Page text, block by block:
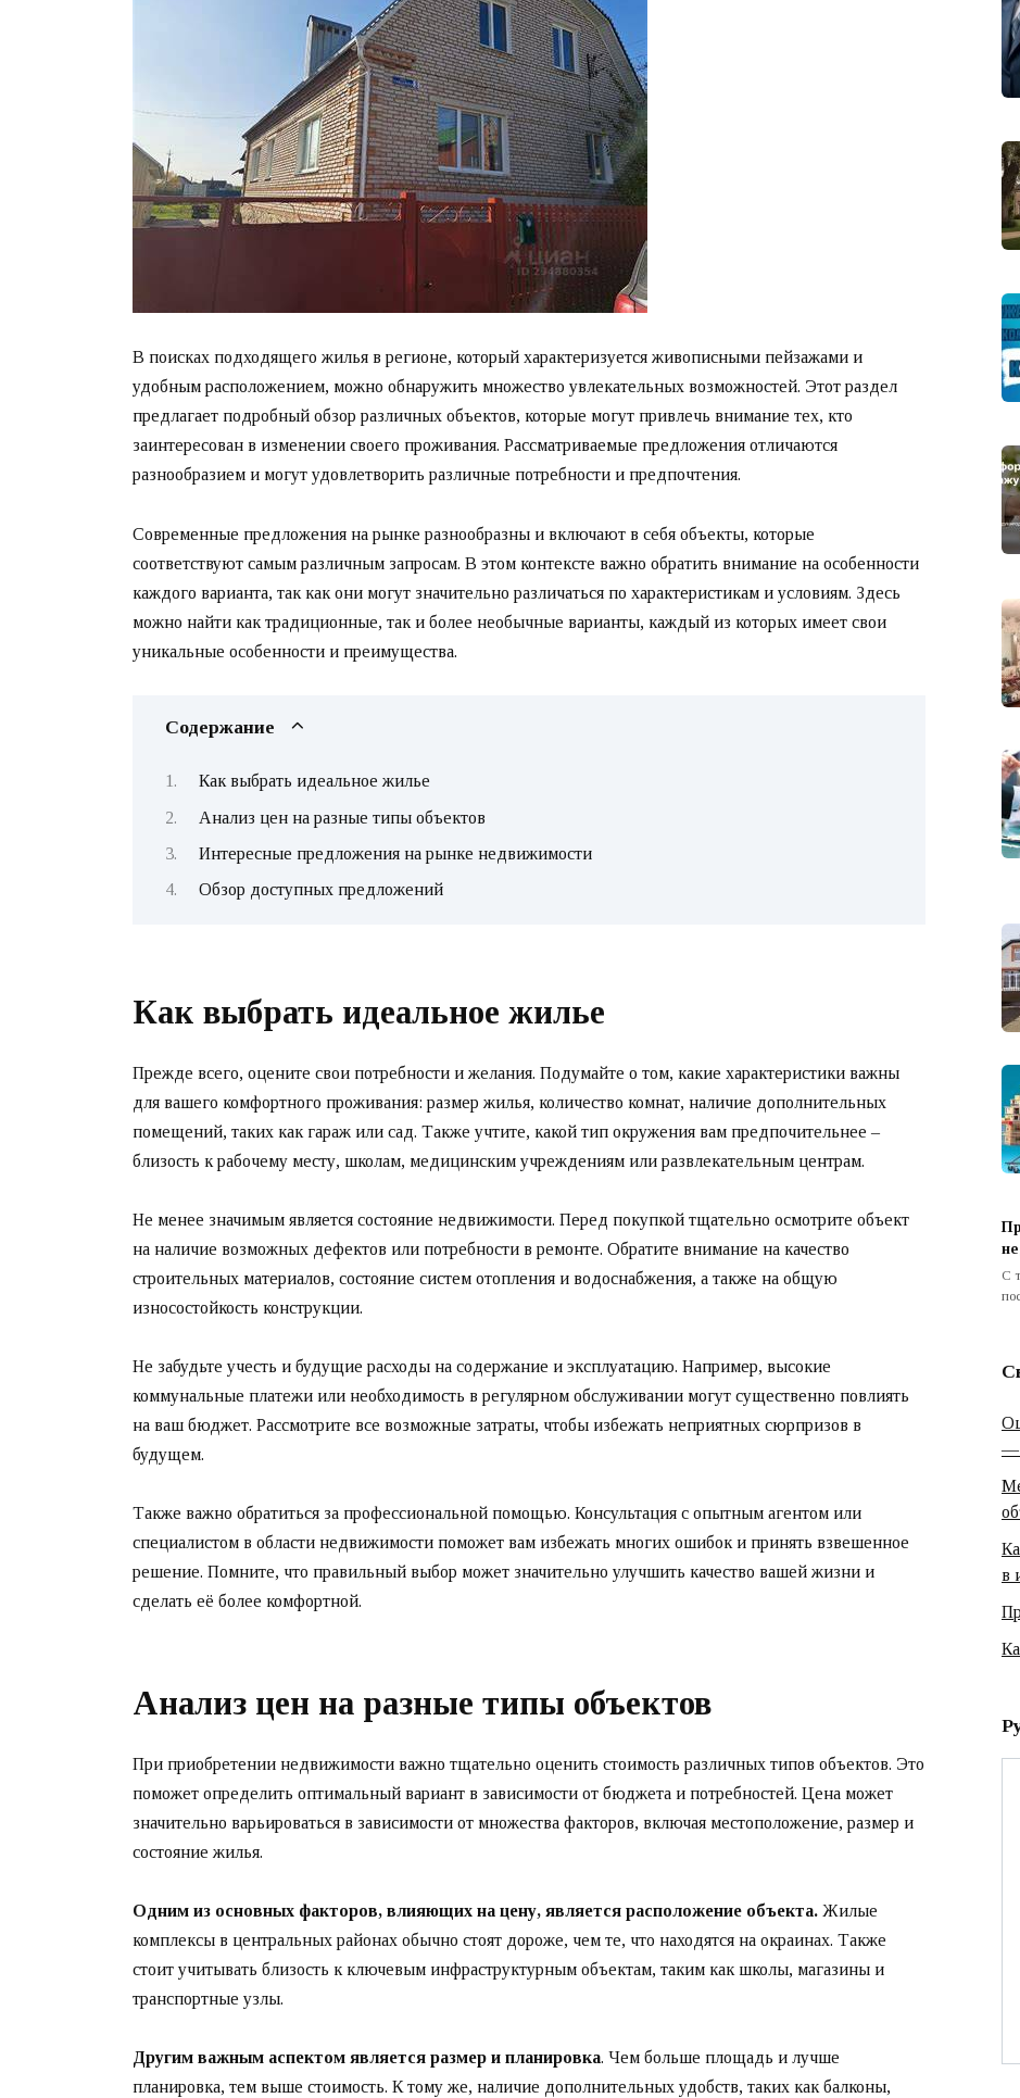
В поисках подходящего жилья в регионе, который характеризуется живописными пейзажами и
удобным расположением, можно обнаружить множество увлекательных возможностей. Этот раздел
предлагает подробный обзор различных объектов, которые могут привлечь внимание тех, кто
заинтересован в изменении своего проживания. Рассматриваемые предложения отличаются
разнообразием и могут удовлетворить различные потребности и предпочтения.
Современные предложения на рынке разнообразны и включают в себя объекты, которые
соответствуют самым различным запросам. В этом контексте важно обратить внимание на особенности
каждого варианта, так как они могут значительно различаться по характеристикам и условиям. Здесь
можно найти как традиционные, так и более необычные варианты, каждый из которых имеет свои
уникальные особенности и преимущества.
Содержание
Как выбрать идеальное жилье
Анализ цен на разные типы объектов
Интересные предложения на рынке недвижимости
Обзор доступных предложений
Как выбрать идеальное жилье
Прежде всего, оцените свои потребности и желания. Подумайте о том, какие характеристики важны
для вашего комфортного проживания: размер жилья, количество комнат, наличие дополнительных
помещений, таких как гараж или сад. Также учтите, какой тип окружения вам предпочительнее –
близость к рабочему месту, школам, медицинским учреждениям или развлекательным центрам.
Не менее значимым является состояние недвижимости. Перед покупкой тщательно осмотрите объект
на наличие возможных дефектов или потребности в ремонте. Обратите внимание на качество
строительных материалов, состояние систем отопления и водоснабжения, а также на общую
износостойкость конструкции.
Не забудьте учесть и будущие расходы на содержание и эксплуатацию. Например, высокие
коммунальные платежи или необходимость в регулярном обслуживании могут существенно повлиять
на ваш бюджет. Рассмотрите все возможные затраты, чтобы избежать неприятных сюрпризов в
будущем.
Также важно обратиться за профессиональной помощью. Консультация с опытным агентом или
специалистом в области недвижимости поможет вам избежать многих ошибок и принять взвешенное
решение. Помните, что правильный выбор может значительно улучшить качество вашей жизни и
сделать её более комфортной.
Анализ цен на разные типы объектов
При приобретении недвижимости важно тщательно оценить стоимость различных типов объектов. Это
поможет определить оптимальный вариант в зависимости от бюджета и потребностей. Цена может
значительно варьироваться в зависимости от множества факторов, включая местоположение, размер и
состояние жилья.
Одним из основных факторов, влияющих на цену, является расположение объекта. Жилые
комплексы в центральных районах обычно стоят дороже, чем те, что находятся на окраинах. Также
стоит учитывать близость к ключевым инфраструктурным объектам, таким как школы, магазины и
транспортные узлы.
Другим важным аспектом является размер и планировка. Чем больше площадь и лучше
планировка, тем выше стоимость. К тому же, наличие дополнительных удобств, таких как балконы,
С
—
в